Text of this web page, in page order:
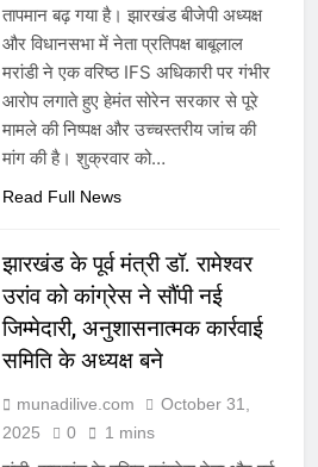
तापमान बढ़ गया है। झारखंड बीजेपी अध्यक्ष
और विधानसभा में नेता प्रतिपक्ष बाबूलाल
मरांडी ने एक वरिष्ठ IFS अधिकारी पर गंभीर
आरोप लगाते हुए हेमंत सोरेन सरकार से पूरे
मामले की निष्पक्ष और उच्चस्तरीय जांच की
मांग की है। शुक्रवार को…
Read Full News
झारखंड के पूर्व मंत्री डॉ. रामेश्वर
उरांव को कांग्रेस ने सौंपी नई
जिम्मेदारी, अनुशासनात्मक कार्रवाई
समिति के अध्यक्ष बने
munadilive.com
October 31,
2025
0 1 mins